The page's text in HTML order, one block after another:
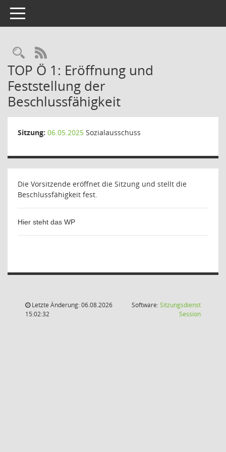
Toggle navigation
Rechercheauswahl
RSS-Feed
TOP Ö 1: Eröffnung und
Feststellung der
Beschlussfähigkeit
Sitzung: 06.05.2025 Sozialausschuss
Die Vorsitzende eröffnet die Sitzung und stellt die
Beschlussfähigkeit fest.
Hier steht das WP
Letzte Änderung: 06.08.2026
15:02:32
Software:Sitzungsdienst
Session(Wird in